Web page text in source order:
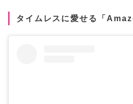
タイムレスに愛せる「